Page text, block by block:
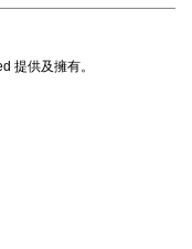
提供及擁有。